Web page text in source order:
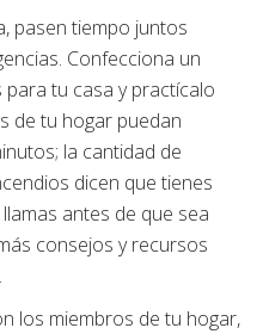
pasen tiempo juntos
Confecciona un
tu casa y practícalo
de tu hogar puedan
la cantidad de
dicen que tienes
antes de que sea
consejos y recursos
los miembros de tu hogar,